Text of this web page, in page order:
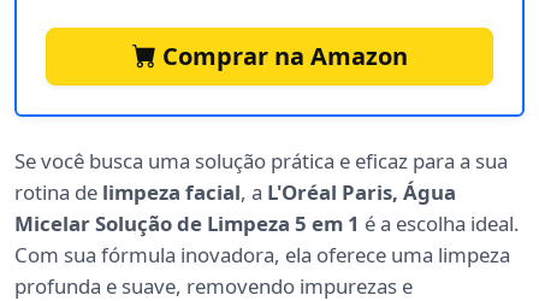
Comprar na Amazon
Se você busca uma solução prática e eficaz para a sua
rotina de limpeza facial, a L'Oréal Paris, Água
Micelar Solução de Limpeza 5 em 1 é a escolha ideal.
Com sua fórmula inovadora, ela oferece uma limpeza
profunda e suave, removendo impurezas e